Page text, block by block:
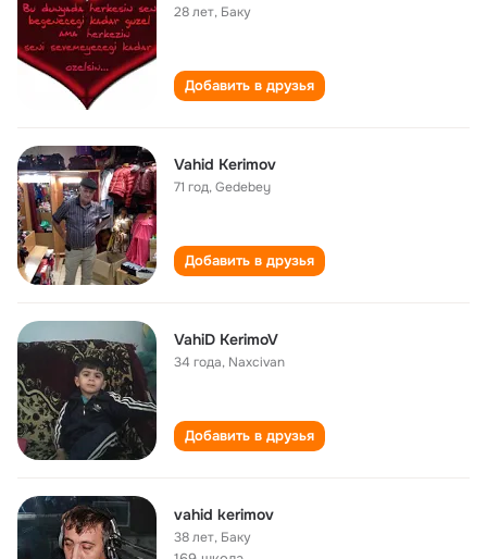
28 лет, Баку
Добавить в друзья
Vahid Kerimov
71 год,Gedebey
Добавить в друзья
VahiD KerimoV
34 года, Naxcivan
Добавить в друзья
vahid kerimov
38 лет, Баку